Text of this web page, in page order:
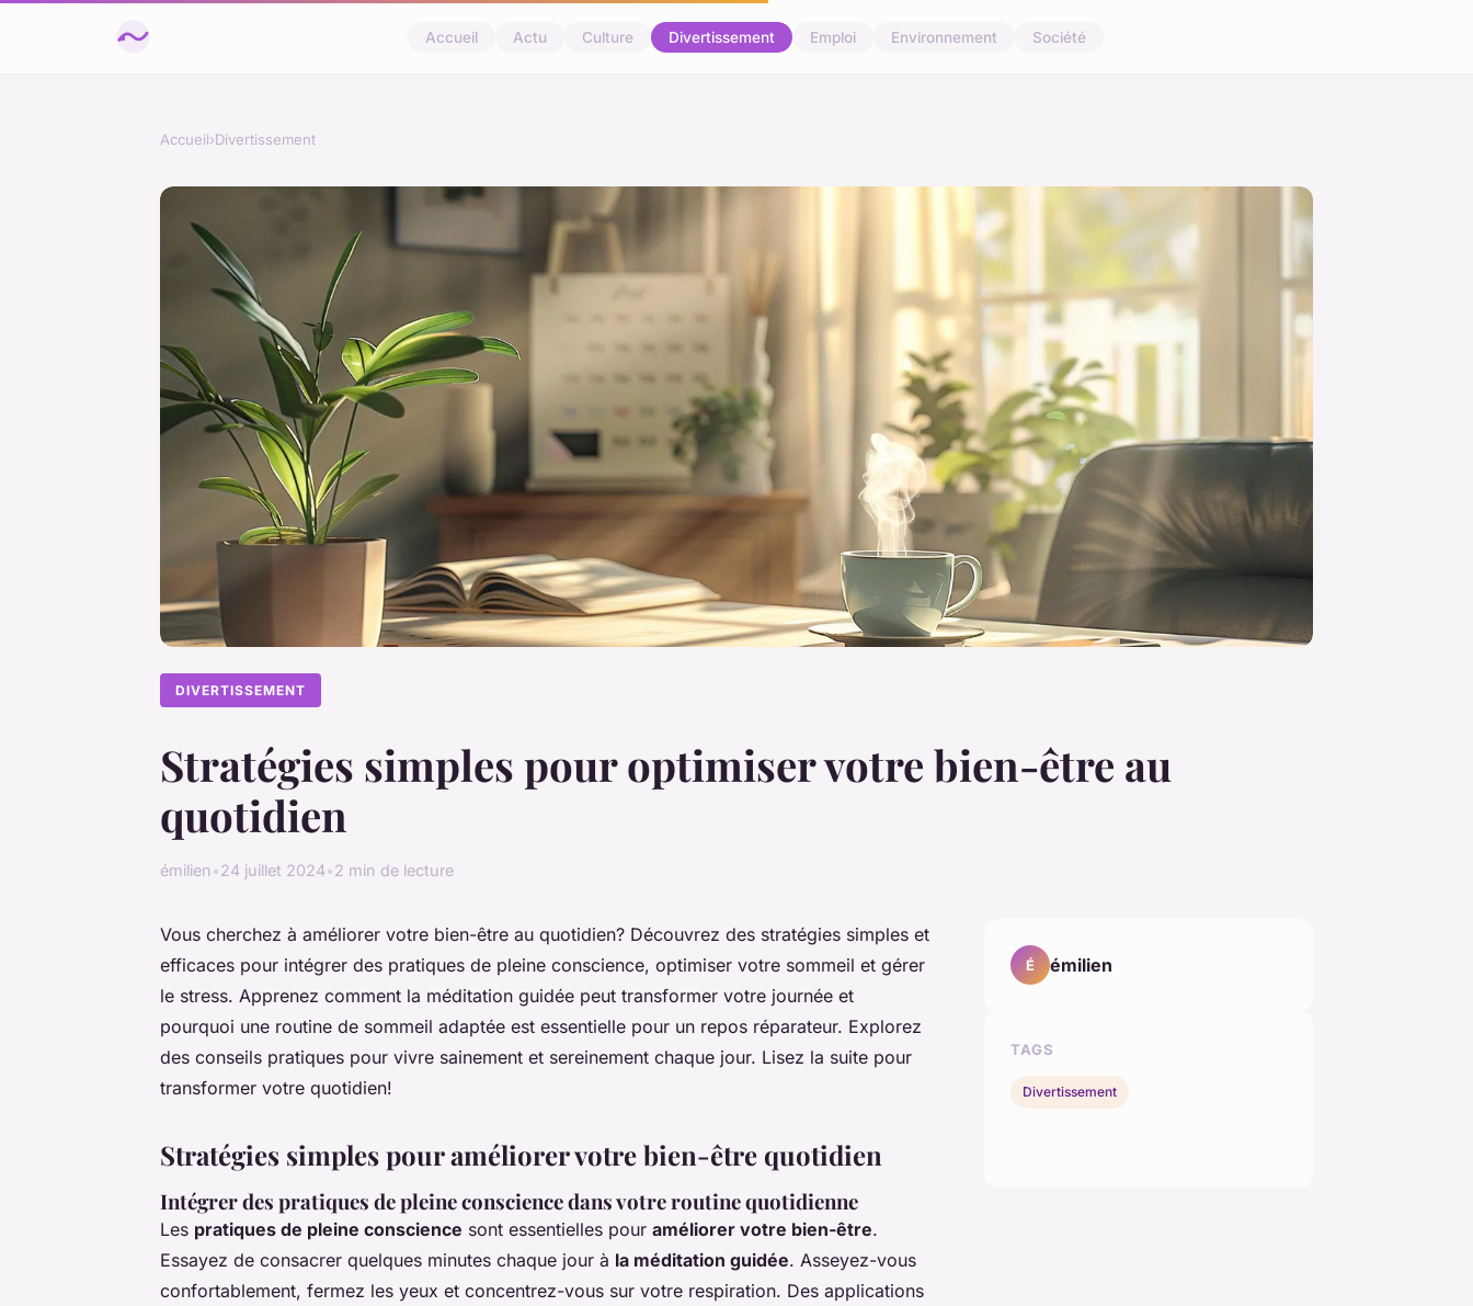
Accueil Actu Culture Divertissement Emploi Environnement Société
Accueil›Divertissement
DIVERTISSEMENT
Stratégies simples pour optimiser votre bien-être au
quotidien
émilien•24 juillet 2024•2 min de lecture
Vous cherchez à améliorer votre bien-être au quotidien? Découvrez des stratégies simples et
efficaces pour intégrer des pratiques de pleine conscience, optimiser votre sommeil et gérer
le stress. Apprenez comment la méditation guidée peut transformer votre journée et
pourquoi une routine de sommeil adaptée est essentielle pour un repos réparateur. Explorez
des conseils pratiques pour vivre sainement et sereinement chaque jour. Lisez la suite pour
transformer votre quotidien!
Stratégies simples pour améliorer votre bien-être quotidien
Intégrer des pratiques de pleine conscience dans votre routine quotidienne
Les pratiques de pleine conscience sont essentielles pour améliorer votre bien-être.
Essayez de consacrer quelques minutes chaque jour à la méditation guidée. Asseyez-vous
confortablement, fermez les yeux et concentrez-vous sur votre respiration. Des applications
É émilien
TAGS
Divertissement